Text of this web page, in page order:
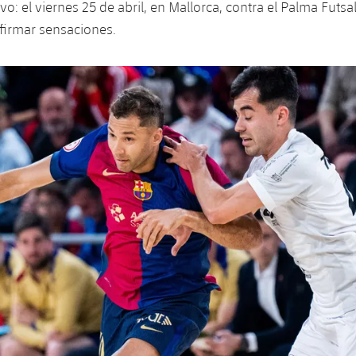
el viernes 25 de abril, en Mallorca, contra el Palma
sensaciones.